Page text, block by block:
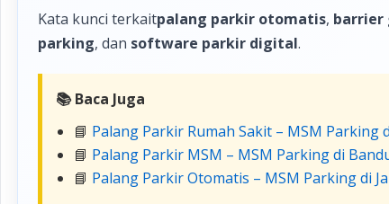
Kata kunci terkaitpalang parkir otomatis, barrier
parking, dan software parkir digital.
📚 Baca Juga
📘 Palang Parkir Rumah Sakit – MSM Parking
📘 Palang Parkir MSM – MSM Parking di
📘 Palang Parkir Otomatis – MSM Parking di